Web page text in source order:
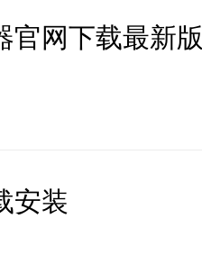
官网下载最新版
安装